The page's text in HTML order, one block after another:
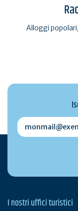
Alloggi
I nostri uffici turistici